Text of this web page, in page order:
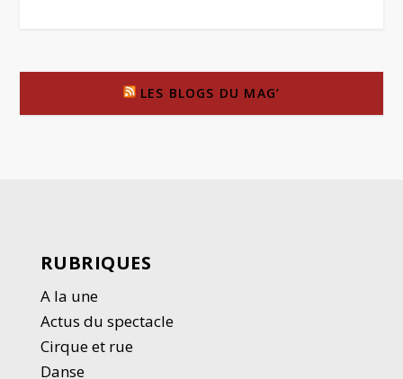
LES BLOGS DU MAG’
RUBRIQUES
A la une
Actus du spectacle
Cirque et rue
Danse